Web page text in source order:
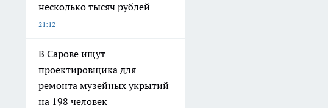
несколько тысяч рублей
21:12
В Сарове ищут
проектировщика для
ремонта музейных укрытий
на 198 человек